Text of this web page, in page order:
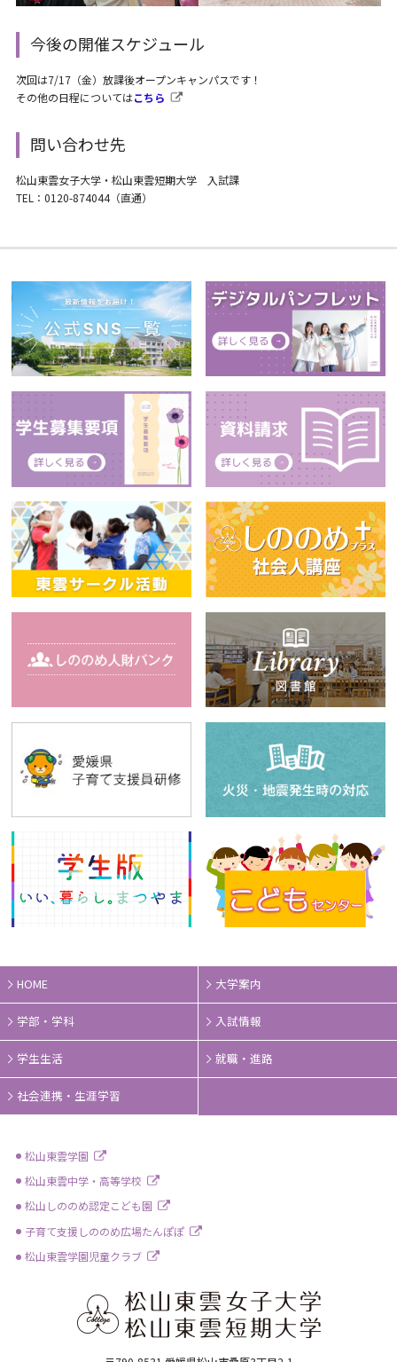
今後の開催スケジュール
次回は7/17（金）放課後オープンキャンパスです！
その他の日程についてはこちら
問い合わせ先
松山東雲女子大学・松山東雲短期大学 入試課
TEL：0120-874044（直通）
HOME 大学案内
学部・学科 入試情報
学生生活 就職・進路
社会連携・生涯学習
松山東雲学園
松山東雲中学・高等学校
松山しののめ認定こども園
子育て支援しののめ広場たんぽぽ
松山東雲学園児童クラブ